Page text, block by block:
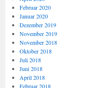
Februar 2020
Januar 2020
Dezember 2019
November 2019
November 2018
Oktober 2018
Juli 2018
Juni 2018
April 2018
Februar 2018